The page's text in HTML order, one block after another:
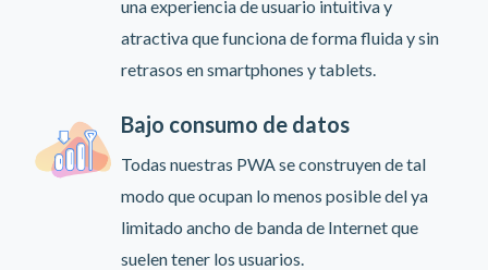
una experiencia de usuario intuitiva y
atractiva que funciona de forma fluida y sin
retrasos en smartphones y tablets.
Bajo consumo de datos
Todas nuestras PWA se construyen de tal
modo que ocupan lo menos posible del ya
limitado ancho de banda de Internet que
suelen tener los usuarios.